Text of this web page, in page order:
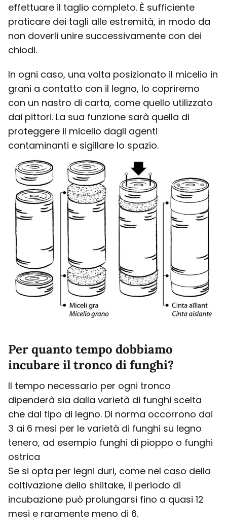
effettuare il taglio completo. È sufficiente
praticare dei tagli alle estremità, in modo da
non doverli unire successivamente con dei
chiodi.
In ogni caso, una volta posizionato il micelio in
grani a contatto con il legno, lo copriremo
con un nastro di carta, come quello utilizzato
dai pittori. La sua funzione sarà quella di
proteggere il micelio dagli agenti
contaminanti e sigillare lo spazio.
Per quanto tempo dobbiamo
incubare il tronco di funghi?
Il tempo necessario per ogni tronco
dipenderà sia dalla varietà di funghi scelta
che dal tipo di legno. Di norma occorrono dai
3 ai 6 mesi per le varietà di funghi su legno
tenero, ad esempio funghi di pioppo o funghi
ostrica
Se si opta per legni duri, come nel caso della
coltivazione dello shiitake, il periodo di
incubazione può prolungarsi fino a quasi 12
mesi e raramente meno di 6.